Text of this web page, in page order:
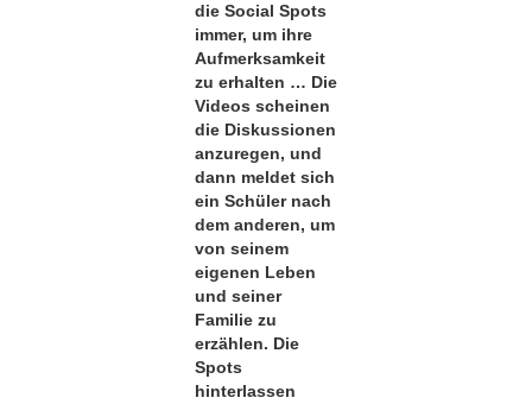
die Social Spots
immer, um ihre
Aufmerksamkeit
zu erhalten … Die
Videos scheinen
die Diskussionen
anzuregen, und
dann meldet sich
ein Schüler nach
dem anderen, um
von seinem
eigenen Leben
und seiner
Familie zu
erzählen. Die
Spots
hinterlassen